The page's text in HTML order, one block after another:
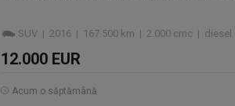
SUV | 2016 | 167.500 km | 2.000 cmc | diesel
12.000 EUR
Acum o săptămână